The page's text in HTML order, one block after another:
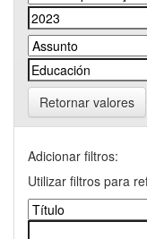
Retornar valores
Adicionar filtros:
Utilizar filtros para